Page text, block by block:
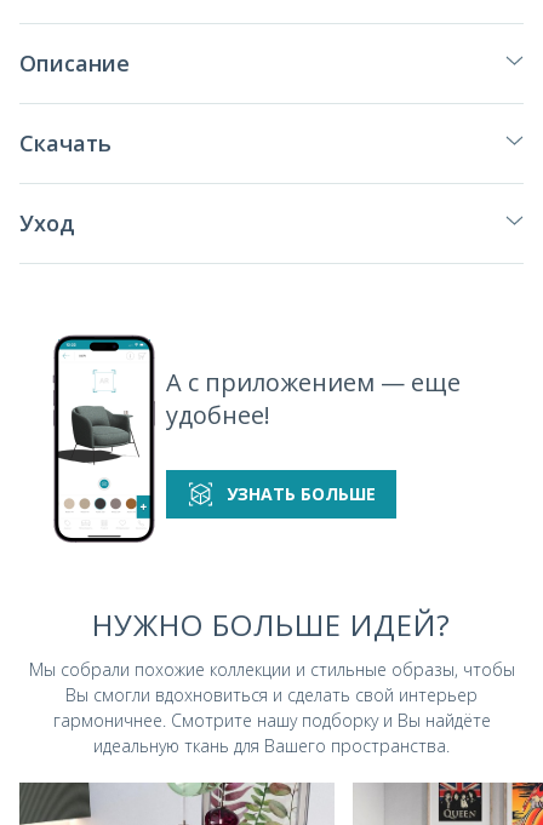
Описание
Скачать
Уход
А с приложением — еще
удобнее!
УЗНАТЬ БОЛЬШЕ
НУЖНО БОЛЬШЕ ИДЕЙ?
Мы собрали похожие коллекции и стильные образы, чтобы
Вы смогли вдохновиться и сделать свой интерьер
гармоничнее. Смотрите нашу подборку и Вы найдёте
идеальную ткань для Вашего пространства.